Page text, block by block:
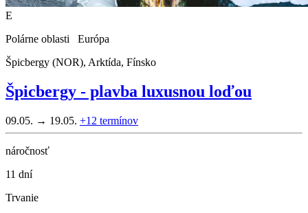
E
Polárne oblasti Európa
Špicbergy (NOR), Arktída, Fínsko
Špicbergy - plavba luxusnou loďou
09.05. → 19.05. +12 termínov
náročnosť
11 dní
Trvanie